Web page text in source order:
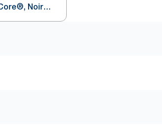
Noir